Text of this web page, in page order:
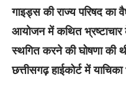
गाइड्स की राज्य परिषद का
आयोजन में कथित भ्रष्टाचार
स्थगित करने की घोषणा की
छत्तीसगढ़ हाईकोर्ट में